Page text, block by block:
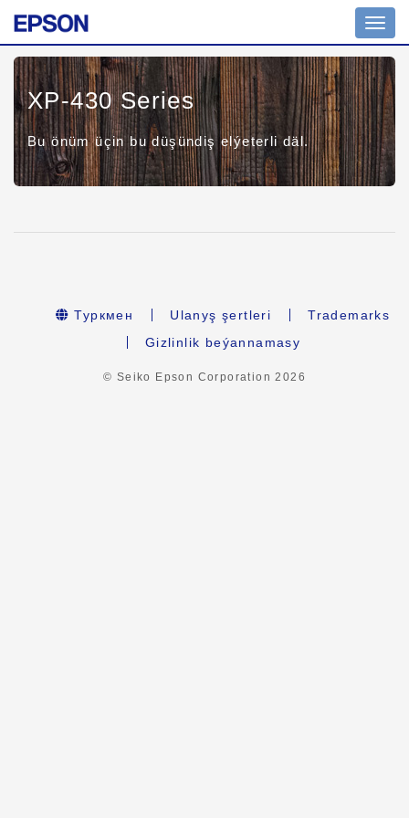
XP-430 Series
Bu önüm üçin bu düşündiş elýeterli däl.
Туркмен Ulanyş şertleri
Trademarks
Gizlinlik beýannamasy
© Seiko Epson Corporation2026